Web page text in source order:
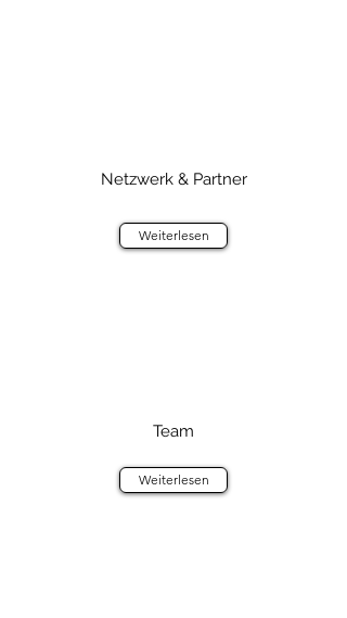
Netzwerk & Partner
Weiterlesen
Team
Weiterlesen